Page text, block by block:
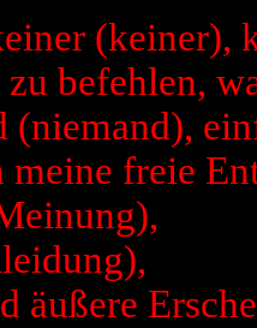
(keiner),
befehlen,
meine freie
äußere